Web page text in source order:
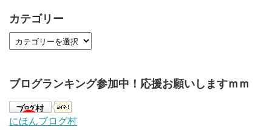
カテゴリー
ブログランキング参加中！応援お願いしますｍｍ
にほんブログ村